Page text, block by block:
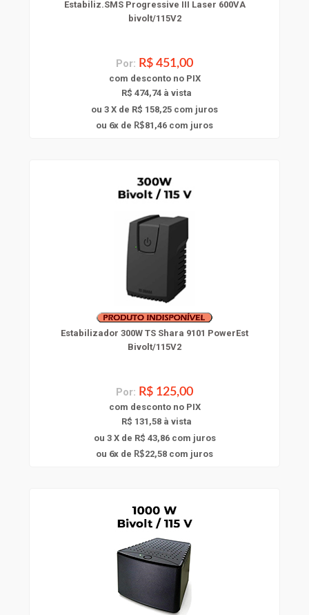
Estabiliz.SMS Progressive III Laser 600VA
bivolt/115V2
Por: R$ 451,00
com desconto no PIX
R$ 474,74 à vista
ou 3 X de R$ 158,25 com juros
ou 6x de R$81,46 com juros
Estabilizador 300W TS Shara 9101 PowerEst
Bivolt/115V2
Por: R$ 125,00
com desconto no PIX
R$ 131,58 à vista
ou 3 X de R$ 43,86com juros
ou 6x de R$22,58 com juros